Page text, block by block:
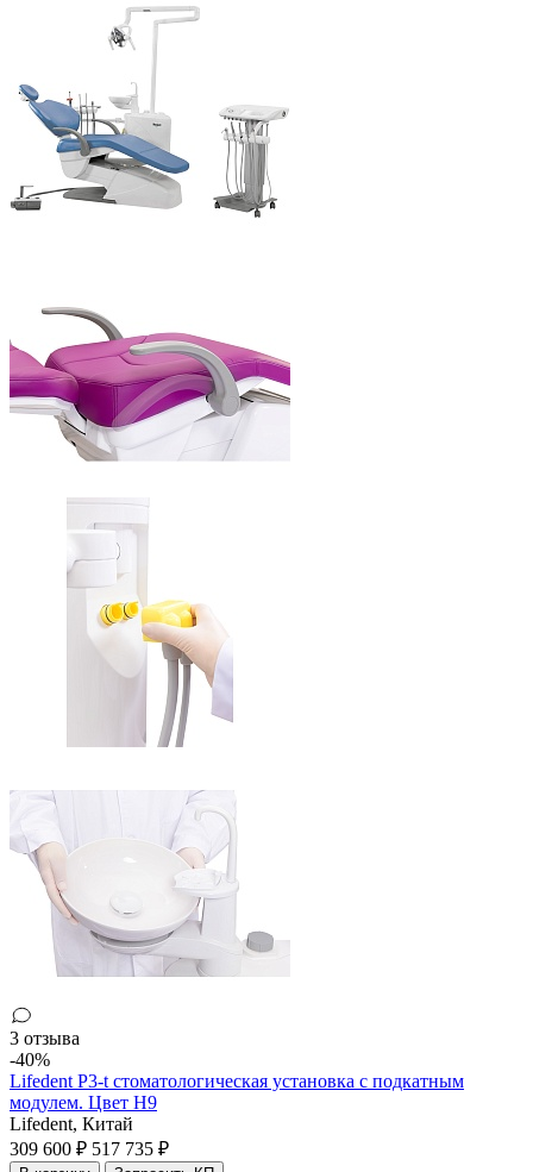
3 отзыва
-40%
Lifedent P3-t стоматологическая установка с подкатным
модулем. Цвет H9
Lifedent, Китай
309 600 ₽ 517 735 ₽